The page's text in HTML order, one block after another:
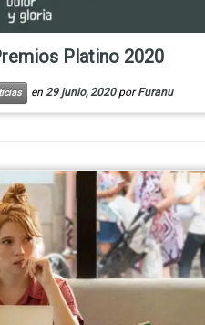
Platino 2020
en 29 junio, 2020 porFuranu